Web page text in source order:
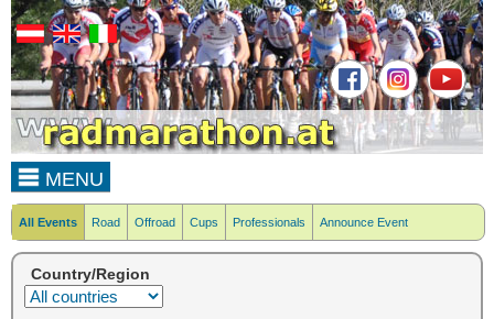
MENU
All Events Road Offroad Cups Professionals Announce Event
Country/Region